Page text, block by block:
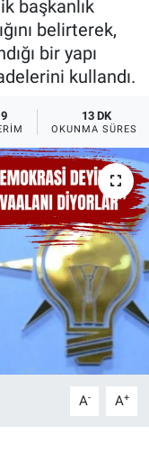
başkanlık
belirterek,
bir yapı
kullandı.
13 DK
OKUNMA SÜRESI
A- A+